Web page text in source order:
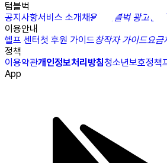
텀블벅
공지사항서비스 소개채용N 텀블벅 광고센터
이용안내
헬프 센터첫 후원 가이드창작자 가이드요금
정책
이용약관개인정보처리방침청소년보호정책
App